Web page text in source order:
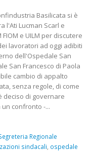
Basilicata si è
l'Ati Lucman Scarl e
e UILM per discutere
lavoratori ad oggi adibiti
dell'Ospedale San
San Francesco di Paola
cambio di appalto
senza regole, di come
deciso di governare
confronto -...
Regionale
sindacali ospedale